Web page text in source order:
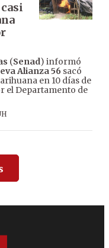
(Senad) informó
Alianza 56 sacó
en 10 días de
el Departamento de